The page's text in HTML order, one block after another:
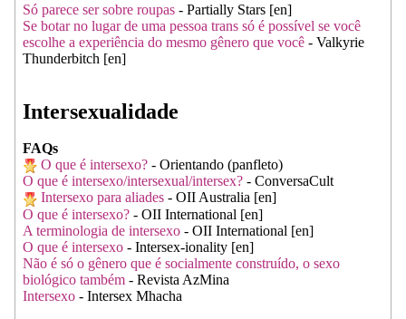
Só parece ser sobre roupas - Partially Stars [en]
Se botar no lugar de uma pessoa trans só é possível se você
escolhe a experiência do mesmo gênero que você - Valkyrie
Thunderbitch [en]
Intersexualidade
FAQs
O que é intersexo? - Orientando (panfleto)
O que é intersexo/intersexual/intersex? - ConversaCult
Intersexo para aliades - OII Australia [en]
O que é intersexo? - OII International [en]
A terminologia de intersexo - OII International [en]
O que é intersexo - Intersex-ionality [en]
Não é só o gênero que é socialmente construído, o sexo
biológico também - Revista AzMina
Intersexo - Intersex Mhacha